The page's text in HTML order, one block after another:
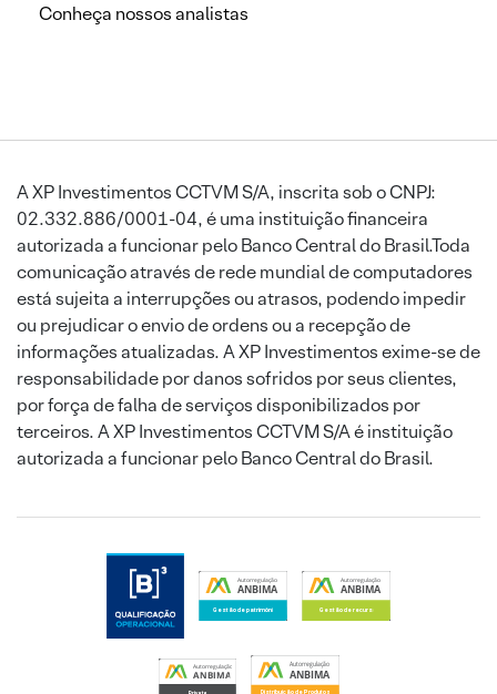
Conheça nossos analistas
A XP Investimentos CCTVM S/A, inscrita sob o CNPJ:
02.332.886/0001-04, é uma instituição financeira
autorizada a funcionar pelo Banco Central do Brasil.Toda
comunicação através de rede mundial de computadores
está sujeita a interrupções ou atrasos, podendo impedir
ou prejudicar o envio de ordens ou a recepção de
informações atualizadas. A XP Investimentos exime-se de
responsabilidade por danos sofridos por seus clientes,
por força de falha de serviços disponibilizados por
terceiros. A XP Investimentos CCTVM S/A é instituição
autorizada a funcionar pelo Banco Central do Brasil.